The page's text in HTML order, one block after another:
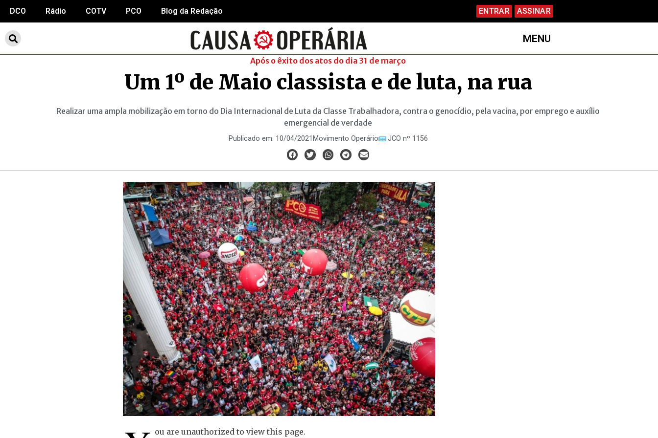
DCO Rádio COTV PCO Blog da Redação ENTRAR ASSINAR
MENU
Após o êxito dos atos do dia 31 de março
Um 1º de Maio classista e de luta, na rua
Realizar uma ampla mobilização em torno do Dia Internacional de Luta da Classe Trabalhadora, contra o genocídio, pela vacina, por emprego e auxílio
emergencial de verdade
Publicado em: 10/04/2021 Movimento Operário JCO nº 1156
ou are unauthorized to view this page.